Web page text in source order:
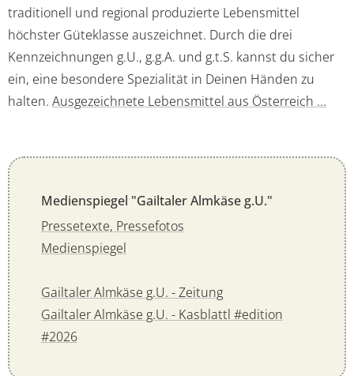
traditionell und regional produzierte Lebensmittel
höchster Güteklasse auszeichnet. Durch die drei
Kennzeichnungen g.U., g.g.A. und g.t.S. kannst du sicher
ein, eine besondere Spezialität in Deinen Händen zu
halten. Ausgezeichnete Lebensmittel aus Österreich ...
Medienspiegel "Gailtaler Almkäse g.U."
Pressetexte, Pressefotos
Medienspiegel
Gailtaler Almkäse g.U. - Zeitung
Gailtaler Almkäse g.U. - Kasblattl #edition
#2026